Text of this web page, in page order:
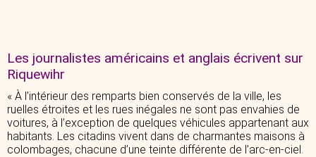
Les journalistes américains et anglais écrivent sur
Riquewihr
« À l’intérieur des remparts bien conservés de la ville, les
ruelles étroites et les rues inégales ne sont pas envahies de
voitures, à l’exception de quelques véhicules appartenant aux
habitants. Les citadins vivent dans de charmantes maisons à
colombages, chacune d’une teinte différente de l’arc-en-ciel.